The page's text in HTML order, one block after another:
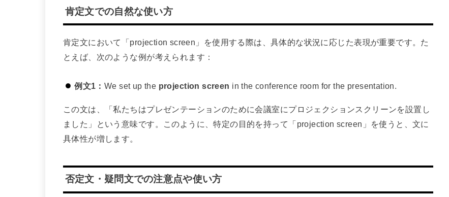
肯定文での自然な使い方
肯定文において「projection screen」を使用する際は、具体的な状況に応じた表現が重要です。た
とえば、次のような例が考えられます：
例文1： We set up the projection screen in the conference room for the presentation.
この文は、「私たちはプレゼンテーションのために会議室にプロジェクションスクリーンを設置し
ました」という意味です。このように、特定の目的を持って「projection screen」を使うと、文に
具体性が増します。
否定文・疑問文での注意点や使い方